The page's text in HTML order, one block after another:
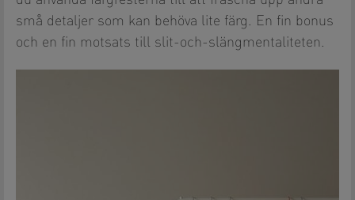
små detaljer som kan behöva lite färg. En fin bonus
och en fin motsats till slit-och-slängmentaliteten.